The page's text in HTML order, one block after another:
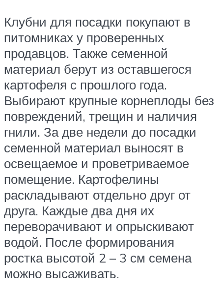
Клубни для посадки покупают в
питомниках у проверенных
продавцов. Также семенной
материал берут из оставшегося
картофеля с прошлого года.
Выбирают крупные корнеплоды без
повреждений, трещин и наличия
гнили. За две недели до посадки
семенной материал выносят в
освещаемое и проветриваемое
помещение. Картофелины
раскладывают отдельно друг от
друга. Каждые два дня их
переворачивают и опрыскивают
водой. После формирования
ростка высотой 2 – 3 см семена
можно высаживать.